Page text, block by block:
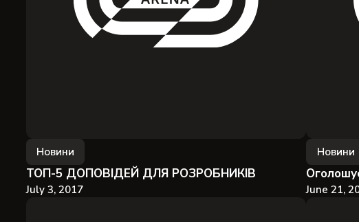
Новини
ТОП-5 ДОПОВІДЕЙ ДЛЯ РОЗРОБНИКІВ
July 3, 2017
Новини
June 21,